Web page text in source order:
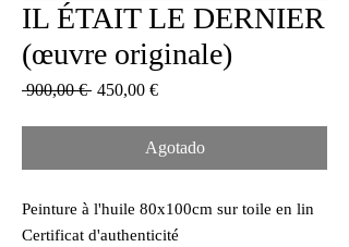
IL ÉTAIT LE DERNIER
(œuvre originale)
900,00 € Precio
450,00 €Precio
oferta
Agotado
Peinture à l'huile 80x100cm sur toile en lin
Certificat d'authenticité